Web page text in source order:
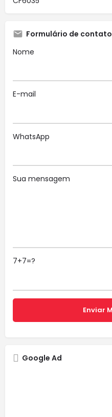
Formulário de contato
Nome
E-mail
WhatsApp
Sua mensagem
7+7=?
Google Ad